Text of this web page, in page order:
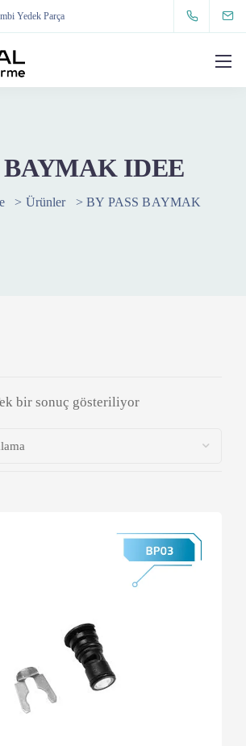
Yedek Parça
BAYMAK IDEE
> Ürünler >BY PASS BAYMAK
bir sonuç gösteriliyor